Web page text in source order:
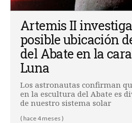
Artemis II
posible ubicación
del Abate en la
Luna
Los astronautas confirman
en la escultura del Abate es
de nuestro sistema solar
( hace 4 meses )